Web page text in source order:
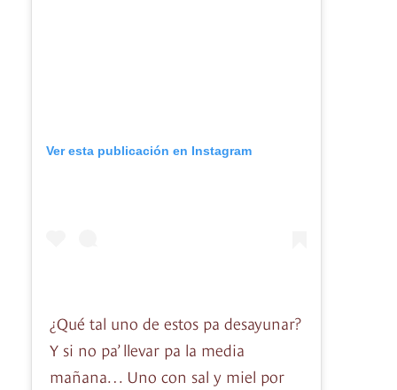
Ver esta publicación en Instagram
¿Qué tal uno de estos pa desayunar?
Y si no pa’ llevar pa la media
mañana… Uno con sal y miel por